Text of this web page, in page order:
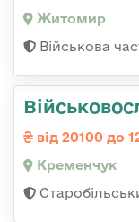
Житомир
Військова
від 20100 до
Кременчук